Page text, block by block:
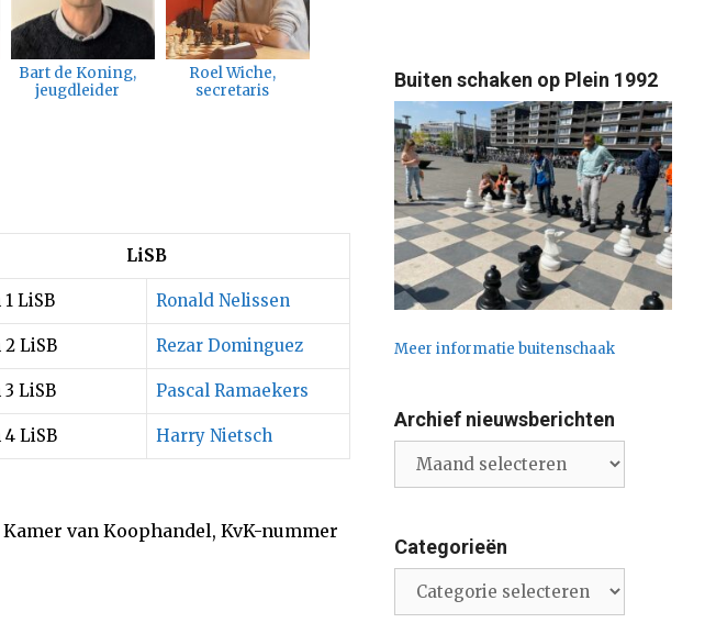
Bart de Koning,
jeugdleider
Roel Wiche,
secretaris
LiSB
LiSB Ronald Nelissen
LiSB Rezar Dominguez
LiSB Pascal Ramaekers
LiSB Harry Nietsch
van Koophandel, KvK-nummer
Buiten schaken op Plein 1992
Meer informatie buitenschaak
Archief nieuwsberichten
nieuwsberichten
Categorieën